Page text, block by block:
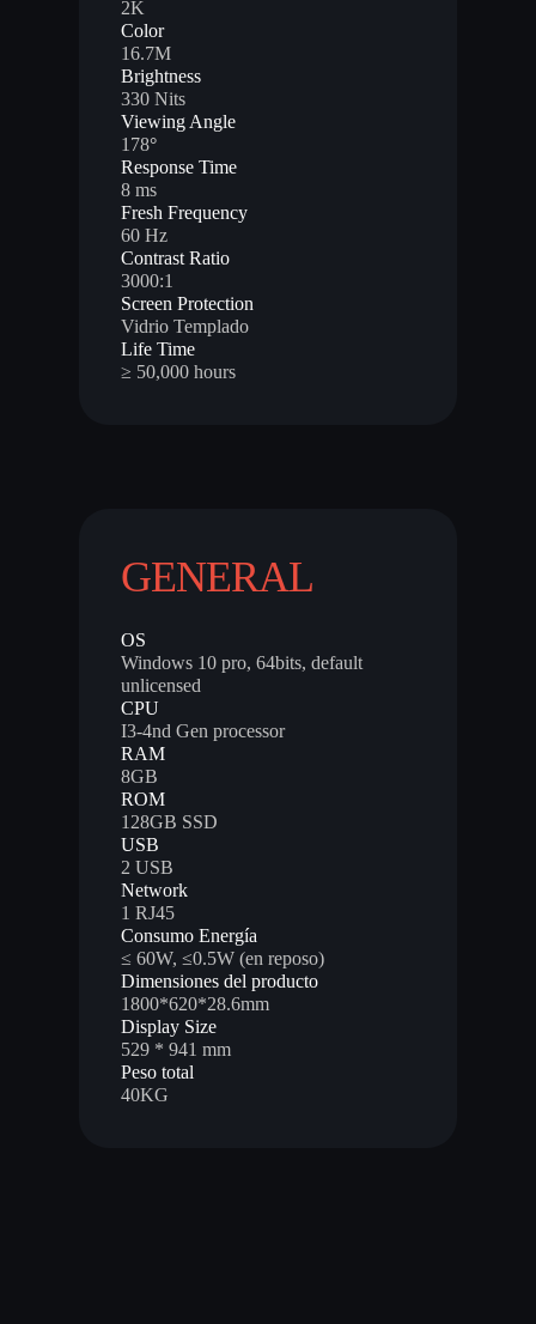
2K
Color
16.7M
Brightness
330 Nits
Viewing Angle
178°
Response Time
8 ms
Fresh Frequency
60 Hz
Contrast Ratio
3000:1
Screen Protection
Vidrio Templado
Life Time
≥ 50,000 hours
GENERAL
OS
Windows 10 pro, 64bits, default
unlicensed
CPU
I3-4nd Gen processor
RAM
8GB
ROM
128GB SSD
USB
2 USB
Network
1 RJ45
Consumo Energía
≤ 60W, ≤0.5W (en reposo)
Dimensiones del producto
1800*620*28.6mm
Display Size
529 * 941 mm
Peso total
40KG